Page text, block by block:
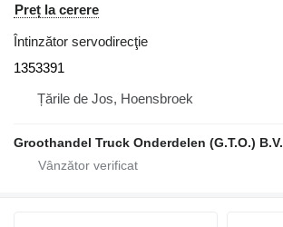
Preț la cerere
Întinzător servodirecţie
1353391
Țările de Jos, Hoensbroek
Groothandel Truck Onderdelen (G.T.O.) B.V.